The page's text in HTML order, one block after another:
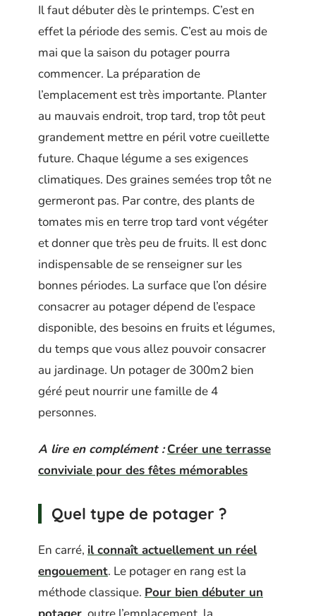
Il faut débuter dès le printemps. C’est en
effet la période des semis. C’est au mois de
mai que la saison du potager pourra
commencer. La préparation de
l’emplacement est très importante. Planter
au mauvais endroit, trop tard, trop tôt peut
grandement mettre en péril votre cueillette
future. Chaque légume a ses exigences
climatiques. Des graines semées trop tôt ne
germeront pas. Par contre, des plants de
tomates mis en terre trop tard vont végéter
et donner que très peu de fruits. Il est donc
indispensable de se renseigner sur les
bonnes périodes. La surface que l’on désire
consacrer au potager dépend de l’espace
disponible, des besoins en fruits et légumes,
du temps que vous allez pouvoir consacrer
au jardinage. Un potager de 300m2 bien
géré peut nourrir une famille de 4
personnes.
A lire en complément : Créer une terrasse
conviviale pour des fêtes mémorables
Quel type de potager ?
En carré, il connaît actuellement un réel
engouement. Le potager en rang est la
méthode classique. Pour bien débuter un